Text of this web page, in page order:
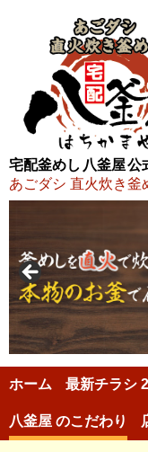
宅配釜めし 八釜屋 公
あごダシ 直火炊き釜
ホーム 最新チラシ
八釜屋 のこだわり